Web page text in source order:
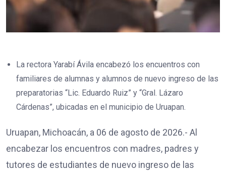
La rectora Yarabí Ávila encabezó los encuentros con
familiares de alumnas y alumnos de nuevo ingreso de las
preparatorias “Lic. Eduardo Ruiz” y “Gral. Lázaro
Cárdenas”, ubicadas en el municipio de Uruapan.
Uruapan, Michoacán, a 06 de agosto de 2026.- Al
encabezar los encuentros con madres, padres y
tutores de estudiantes de nuevo ingreso de las